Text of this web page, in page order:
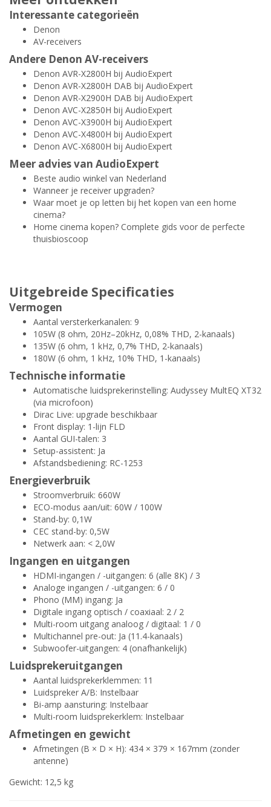
Interessante categorieën
Denon
AV-receivers
Andere Denon AV-receivers
Denon AVR-X2800H bij AudioExpert
Denon AVR-X2800H DAB bij AudioExpert
Denon AVR-X2900H DAB bij AudioExpert
Denon AVC-X2850H bij AudioExpert
Denon AVC-X3900H bij AudioExpert
Denon AVC-X4800H bij AudioExpert
Denon AVC-X6800H bij AudioExpert
Meer advies van AudioExpert
Beste audio winkel van Nederland
Wanneer je receiver upgraden?
Waar moet je op letten bij het kopen van een home
cinema?
Home cinema kopen? Complete gids voor de perfecte
thuisbioscoop
Uitgebreide Specificaties
Vermogen
Aantal versterkerkanalen: 9
105W (8 ohm, 20Hz–20kHz, 0,08% THD, 2-kanaals)
135W (6 ohm, 1 kHz, 0,7% THD, 2-kanaals)
180W (6 ohm, 1 kHz, 10% THD, 1-kanaals)
Technische informatie
Automatische luidsprekerinstelling: Audyssey MultEQ XT32
(via microfoon)
Dirac Live: upgrade beschikbaar
Front display: 1-lijn FLD
Aantal GUI-talen: 3
Setup-assistent: Ja
Afstandsbediening: RC-1253
Energieverbruik
Stroomverbruik: 660W
ECO-modus aan/uit: 60W / 100W
Stand-by: 0,1W
CEC stand-by: 0,5W
Netwerk aan: < 2,0W
Ingangen en uitgangen
HDMI-ingangen / -uitgangen: 6 (alle 8K) / 3
Analoge ingangen / -uitgangen: 6 / 0
Phono (MM) ingang: Ja
Digitale ingang optisch / coaxiaal: 2 / 2
Multi-room uitgang analoog / digitaal: 1 / 0
Multichannel pre-out: Ja (11.4-kanaals)
Subwoofer-uitgangen: 4 (onafhankelijk)
Luidsprekeruitgangen
Aantal luidsprekerklemmen: 11
Luidspreker A/B: Instelbaar
Bi-amp aansturing: Instelbaar
Multi-room luidsprekerklem: Instelbaar
Afmetingen en gewicht
Afmetingen (B × D × H): 434 × 379 × 167mm (zonder
antenne)
Gewicht: 12,5 kg